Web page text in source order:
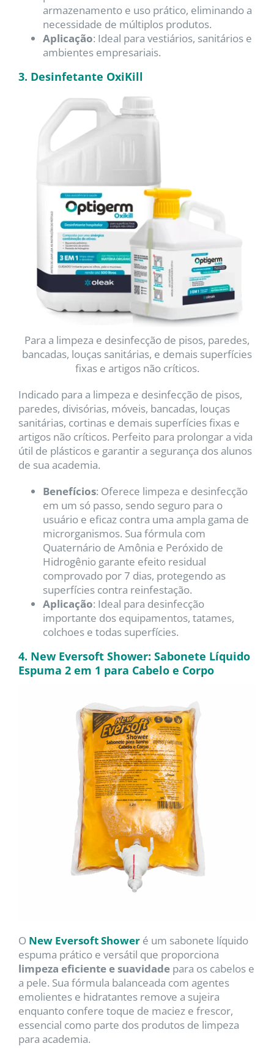
armazenamento e uso prático, eliminando a
necessidade de múltiplos produtos.
Aplicação: Ideal para vestiários, sanitários e
ambientes empresariais.
3. Desinfetante OxiKill
Para a limpeza e desinfecção de pisos, paredes,
bancadas, louças sanitárias, e demais superfícies
fixas e artigos não críticos.
Indicado para a limpeza e desinfecção de pisos,
paredes, divisórias, móveis, bancadas, louças
sanitárias, cortinas e demais superfícies fixas e
artigos não críticos. Perfeito para prolongar a vida
útil de plásticos e garantir a segurança dos alunos
de sua academia.
Benefícios: Oferece limpeza e desinfecção
em um só passo, sendo seguro para o
usuário e eficaz contra uma ampla gama de
microrganismos. Sua fórmula com
Quaternário de Amônia e Peróxido de
Hidrogênio garante efeito residual
comprovado por 7 dias, protegendo as
superfícies contra reinfestação.
Aplicação: Ideal para desinfecção
importante dos equipamentos, tatames,
colchoes e todas superfícies.
4. New Eversoft Shower: Sabonete Líquido
Espuma 2 em 1 para Cabelo e Corpo
O New Eversoft Shower é um sabonete líquido
espuma prático e versátil que proporciona
limpeza eficiente e suavidade para os cabelos e
a pele. Sua fórmula balanceada com agentes
emolientes e hidratantes remove a sujeira
enquanto confere toque de maciez e frescor,
essencial como parte dos produtos de limpeza
para academia.